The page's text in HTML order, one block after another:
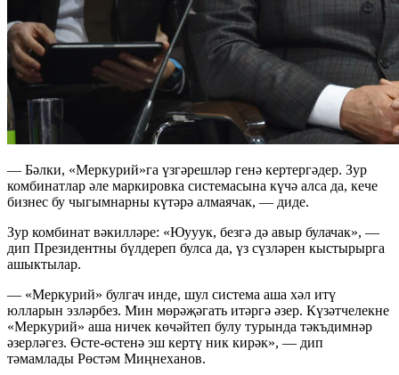
— Бәлки, «Меркурий»га үзгәрешләр генә кертергәдер. Зур
комбинатлар әле маркировка системасына күчә алса да, кече
бизнес бу чыгымнарны күтәрә алмаячак, — диде.
Зур комбинат вәкилләре: «Юууук, безгә дә авыр булачак», —
дип Президентны бүлдереп булса да, үз сүзләрен кыстырырга
ашыктылар.
— «Меркурий» булгач инде, шул система аша хәл итү
юлларын эзләрбез. Мин мөрәҗәгать итәргә әзер. Күзәтчелекне
«Меркурий» аша ничек көчәйтеп булу турында тәкъдимнәр
әзерләгез. Өсте-өстенә эш кертү ник кирәк», — дип
тәмамлады Рөстәм Миңнеханов.